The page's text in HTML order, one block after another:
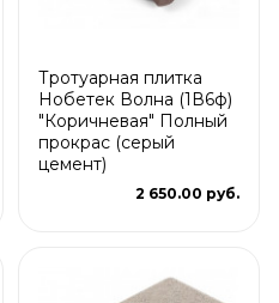
Тротуарная плитка
Нобетек Волна (1В6ф)
"Коричневая" Полный
прокрас (серый
цемент)
2 650.00 руб.